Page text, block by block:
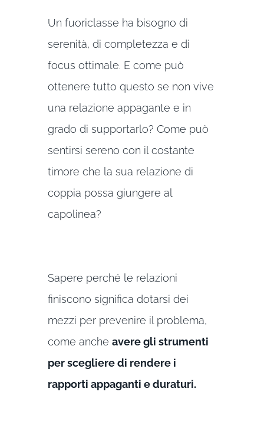
Un fuoriclasse ha bisogno di
serenità, di completezza e di
focus ottimale. E come può
ottenere tutto questo se non vive
una relazione appagante e in
grado di supportarlo? Come può
sentirsi sereno con il costante
timore che la sua relazione di
coppia possa giungere al
capolinea?
Sapere perché le relazioni
finiscono significa dotarsi dei
mezzi per prevenire il problema,
come anche avere gli strumenti
per scegliere di rendere i
rapporti appaganti e duraturi.